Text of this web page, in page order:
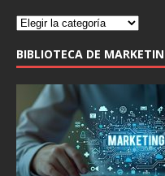
BIBLIOTECA DE